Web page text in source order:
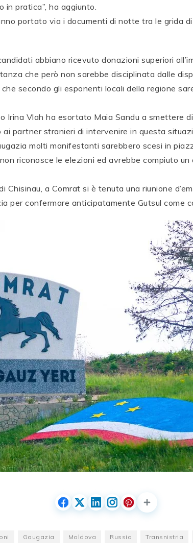
in pratica”, ha aggiunto.
portato via i documenti di notte tra le grida
abbiano ricevuto donazioni superiori
che però non sarebbe disciplinata dalle
secondo gli esponenti locali della regione
Irina Vlah ha esortato Maia Sandu a smettere
ai partner stranieri di intervenire in questa
molti manifestanti sarebbero scesi in
riconosce le elezioni ed avrebbe compiuto
Chisinau, a Comrat si è tenuta una riunione
per confermare anticipatamente Gutsul come
Gaugazia Moldova Russia Transnistria